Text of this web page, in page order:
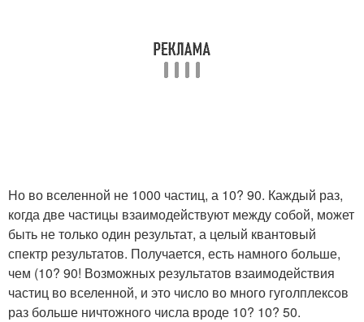
Но во вселенной не 1000 частиц, а 10? 90. Каждый раз,
когда две частицы взаимодействуют между собой, может
быть не только один результат, а целый квантовый
спектр результатов. Получается, есть намного больше,
чем (10? 90! Возможных результатов взаимодействия
частиц во вселенной, и это число во много гуголплексов
раз больше ничтожного числа вроде 10? 10? 50.